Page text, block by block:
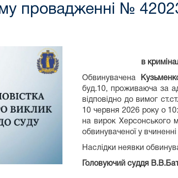
провадженні №
в
Обвинувачена
буд.10, проживаюча за
відповідно до вимог
10 червня 2026 року о
на вирок Херсонського
обвинуваченої у
Наслідки неявки
Головуючий суддя